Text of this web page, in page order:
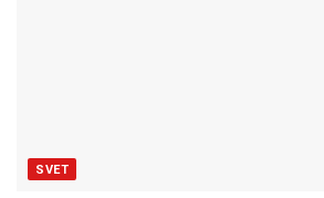
SVET